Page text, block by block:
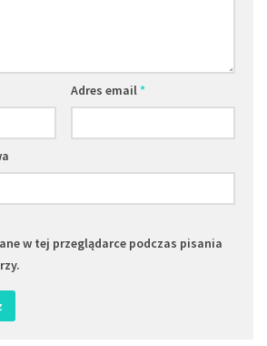
Adres email*
w tej przeglądarce podczas pisania